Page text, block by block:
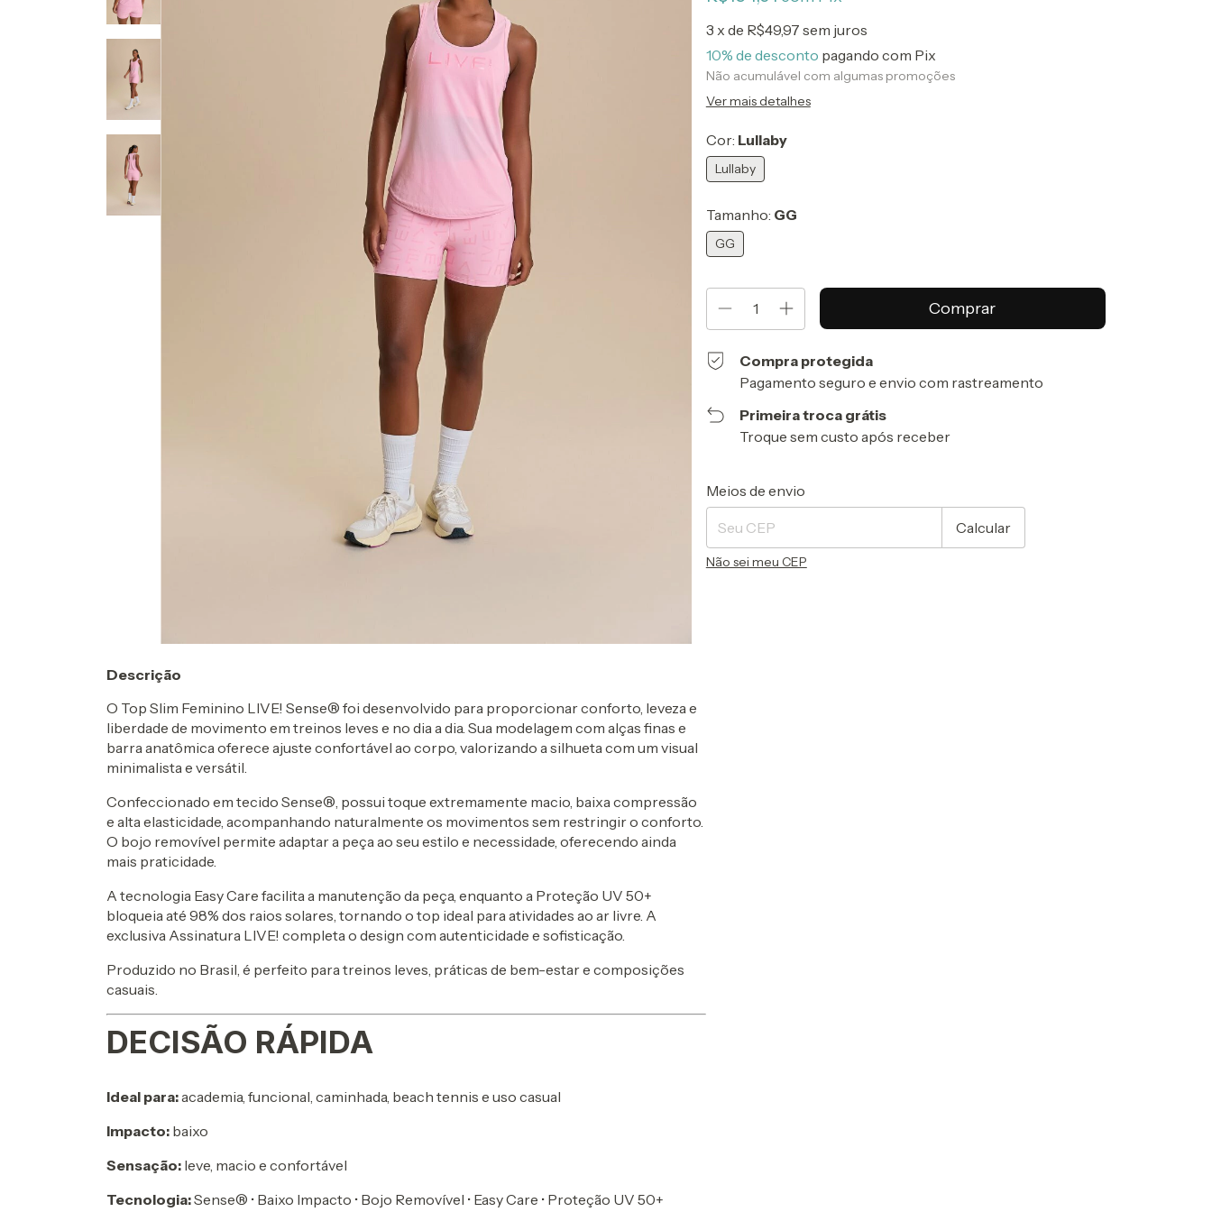
3 x de R$49,97 sem juros
10% de desconto pagando com Pix
Não acumulável com algumas promoções
Ver mais detalhes
Cor: Lullaby
Lullaby
Tamanho: GG
GG
Compra protegida
Pagamento seguro e envio com rastreamento
Primeira troca grátis
Troque sem custo após receber
Entregas para o CEP:
Meios de envio
Calcular
Não sei meu CEP
Descrição
O Top Slim Feminino LIVE! Sense® foi desenvolvido para proporcionar conforto, leveza e
liberdade de movimento em treinos leves e no dia a dia. Sua modelagem com alças finas e
barra anatômica oferece ajuste confortável ao corpo, valorizando a silhueta com um visual
minimalista e versátil.
Confeccionado em tecido Sense®, possui toque extremamente macio, baixa compressão
e alta elasticidade, acompanhando naturalmente os movimentos sem restringir o conforto.
O bojo removível permite adaptar a peça ao seu estilo e necessidade, oferecendo ainda
mais praticidade.
A tecnologia Easy Care facilita a manutenção da peça, enquanto a Proteção UV 50+
bloqueia até 98% dos raios solares, tornando o top ideal para atividades ao ar livre. A
exclusiva Assinatura LIVE! completa o design com autenticidade e sofisticação.
Produzido no Brasil, é perfeito para treinos leves, práticas de bem-estar e composições
casuais.
DECISÃO RÁPIDA
Ideal para:academia, funcional, caminhada, beach tennis e uso casual
Impacto: baixo
Sensação: leve, macio e confortável
Tecnologia:Sense® • Baixo Impacto • Bojo Removível • Easy Care • Proteção UV 50+